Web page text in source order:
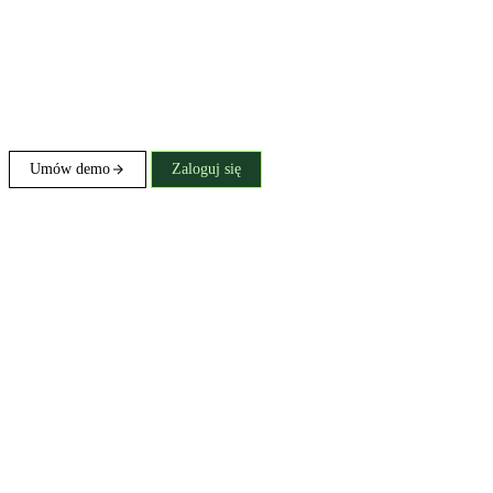
Umów demo Zaloguj się